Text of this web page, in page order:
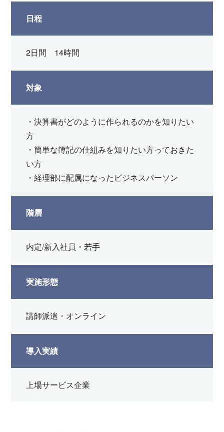
日程
2日間 14時間
対象
・決算書がどのように作られるのかを知りたい
方
・簡単な簿記の仕組みを知りたい方っておきた
い方
・経理部に配属になったビジネスパーソン
階層
内定/新入社員・若手
実施形態
講師派遣・オンライン
導入実績
上場サービス企業